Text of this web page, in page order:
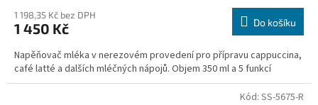
1 198,35 Kč bez DPH
1 450 Kč Do košíku
Napěňovač mléka v nerezovém provedení pro přípravu cappuccina,
café latté a dalších mléčných nápojů. Objem 350 ml a 5 funkcí
Kód: SS-5675-R